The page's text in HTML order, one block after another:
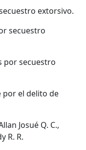
extorsivo.
secuestro
por secuestro
por el delito de
Josué Q. C.,
R. R.